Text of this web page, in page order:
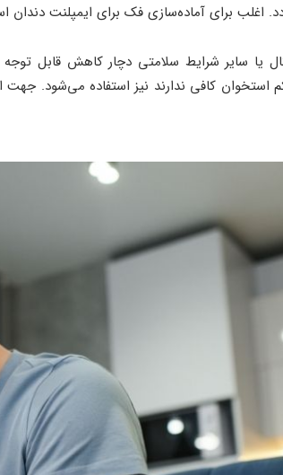
اغلب برای آماده‌سازی فک برای ایمپلنت
یا سایر شرایط سلامتی دچار کاهش قابل
استخوان کافی ندارند نیز استفاده می‌شود. جهت